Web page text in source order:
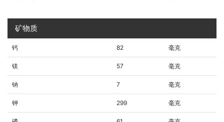
矿物质
钙 82 毫克
镁 57 毫克
钠 7 毫克
钾 299 毫克